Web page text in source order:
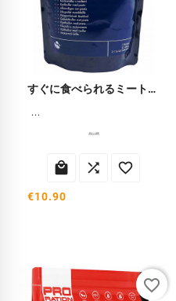
すぐに食べられるミートボール！
...
  
€10.90
favorite_border